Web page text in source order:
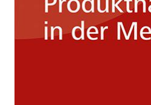
Bibliografische Daten